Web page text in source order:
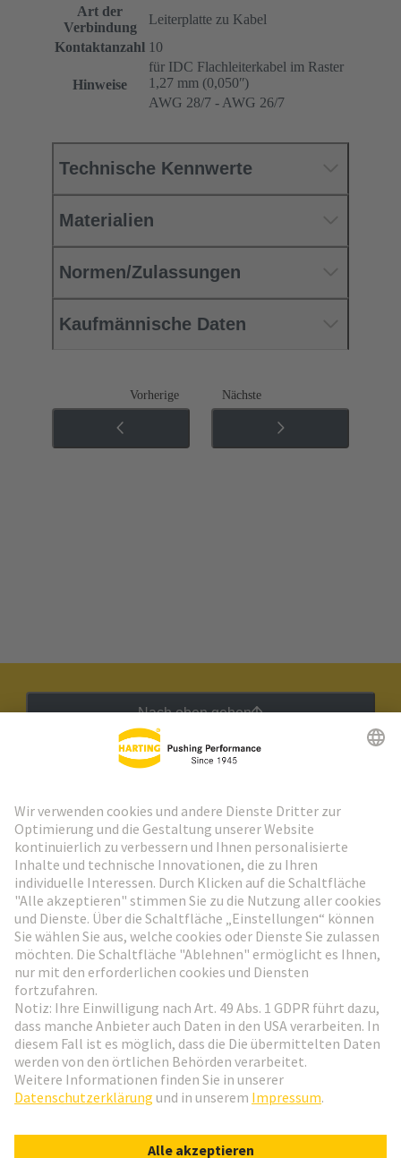
Art der
Verbindung
Leiterplatte zu Kabel
Kontaktanzahl 10
Hinweise
für IDC Flachleiterkabel im Raster
1,27 mm (0,050ʺ)
AWG 28/7 - AWG 26/7
Technische Kennwerte
Materialien
Normen/Zulassungen
Kaufmännische Daten
Vorherige Nächste
Nach oben gehen
Weiter zur Anmeldung
Social Media
Deutschland Deutsch